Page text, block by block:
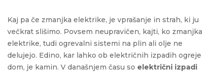
Kaj pa če zmanjka elektrike, je vprašanje in strah, ki ju
večkrat slišimo. Povsem neupravičen, kajti, ko zmanjka
elektrike, tudi ogrevalni sistemi na plin ali olje ne
delujejo. Edino, kar lahko ob električnih izpadih ogreje
dom, je kamin. V današnjem času so električni izpadi